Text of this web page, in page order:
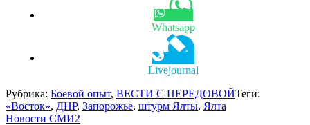
Whatsapp
Livejournal
Рубрика: Боевой опыт, ВЕСТИ С ПЕРЕДОВОЙТеги:
«Восток», ДНР, Запорожье, штурм Ялты, Ялта
Новости СМИ2